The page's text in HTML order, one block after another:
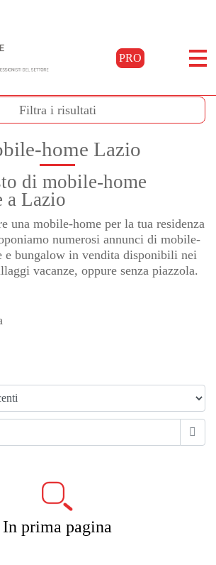
PRO
Filtra i risultati
home Lazio
di mobile-home
a Lazio
una mobile-home per la tua residenza
numerosi annunci di mobile-
e bungalow in vendita disponibili nei
vacanze, oppure senza piazzola.
In prima pagina